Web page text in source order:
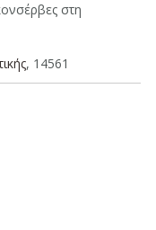
στη
, 14561